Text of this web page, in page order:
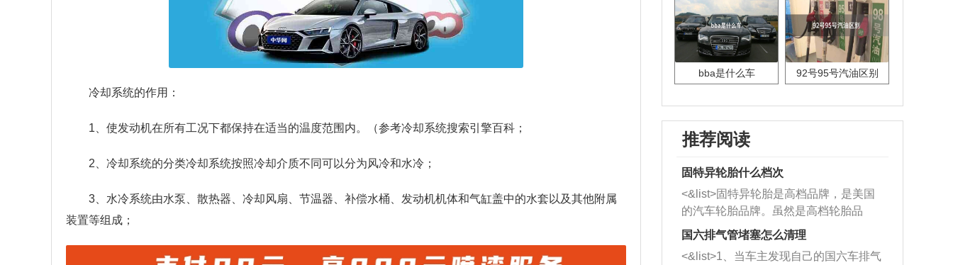
冷却系统的作用：
1、使发动机在所有工况下都保持在适当的温度范围内。（参考冷却系统搜索引擎百科；
2、冷却系统的分类冷却系统按照冷却介质不同可以分为风冷和水冷；
3、水冷系统由水泵、散热器、冷却风扇、节温器、补偿水桶、发动机机体和气缸盖中的水套以及其他附属
装置等组成；
bba是什么车 92号95号汽油区别
推荐阅读
固特异轮胎什么档次
<&list>固特异轮胎是高档品牌，是美国
的汽车轮胎品牌。虽然是高档轮胎品
牌，但是中高低端的轮胎都有生产，这
也是为了更好的开拓市场。
国六排气管堵塞怎么清理
<&list>1、当车主发现自己的国六车排气